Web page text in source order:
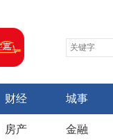
财经 城事
房产 金融